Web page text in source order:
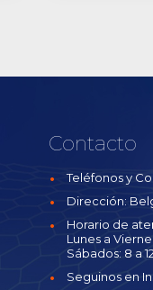
Contacto
Teléfonos y
Dirección:
Horario de
Lunes a
Sábados: 8 a
Seguinos en